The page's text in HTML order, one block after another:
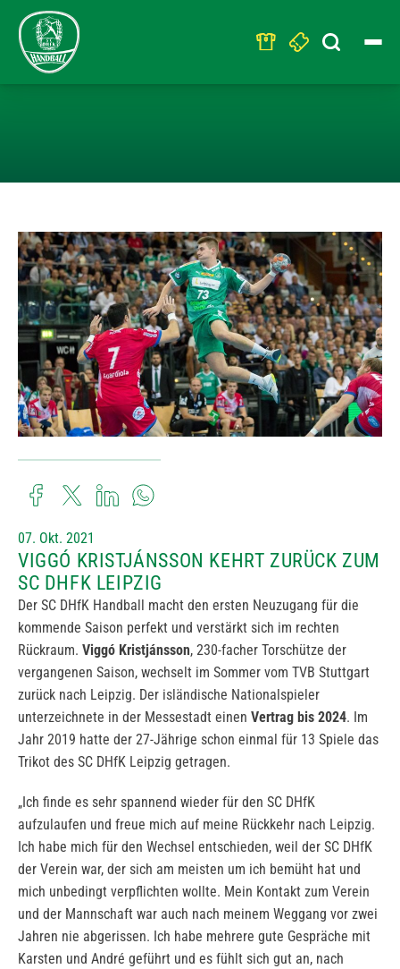
Search
for:
07. Okt. 2021
VIGGÓ KRISTJÁNSSON KEHRT ZURÜCK ZUM
SC DHFK LEIPZIG
Der SC DHfK Handball macht den ersten Neuzugang für die
kommende Saison perfekt und verstärkt sich im rechten
Rückraum. Viggó Kristjánsson, 230-facher Torschütze der
vergangenen Saison, wechselt im Sommer vom TVB Stuttgart
zurück nach Leipzig. Der isländische Nationalspieler
unterzeichnete in der Messestadt einen Vertrag bis 2024. Im
Jahr 2019 hatte der 27-Jährige schon einmal für 13 Spiele das
Trikot des SC DHfK Leipzig getragen.
„Ich finde es sehr spannend wieder für den SC DHfK
aufzulaufen und freue mich auf meine Rückkehr nach Leipzig.
Ich habe mich für den Wechsel entschieden, weil der SC DHfK
der Verein war, der sich am meisten um ich bemüht hat und
mich unbedingt verpflichten wollte. Mein Kontakt zum Verein
und der Mannschaft war auch nach meinem Weggang vor zwei
Jahren nie abgerissen. Ich habe mehrere gute Gespräche mit
Karsten und André geführt und es fühlt sich gut an, nach